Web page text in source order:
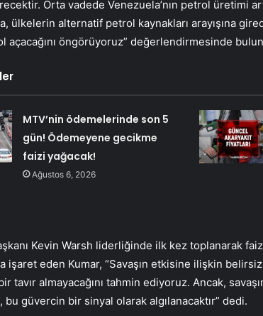
Orta vadede Venezuela’nın petrol üretimi
ülkelerin alternatif petrol kaynakları arayışına
açacağını öngörüyoruz” değerlendirmesinde
MTV’nin ödemelerinde son 5
gün! Ödemeyene gecikme
faizi yağacak!
Ağustos 6, 2026
Kevin Warsh liderliğinde ilk kez toplanarak
işaret eden Kumar, “Savaşın etkisine ilişkin
tavır almayacağını tahmin ediyoruz. Ancak,
güvercin bir sinyal olarak algılanacaktır” dedi.